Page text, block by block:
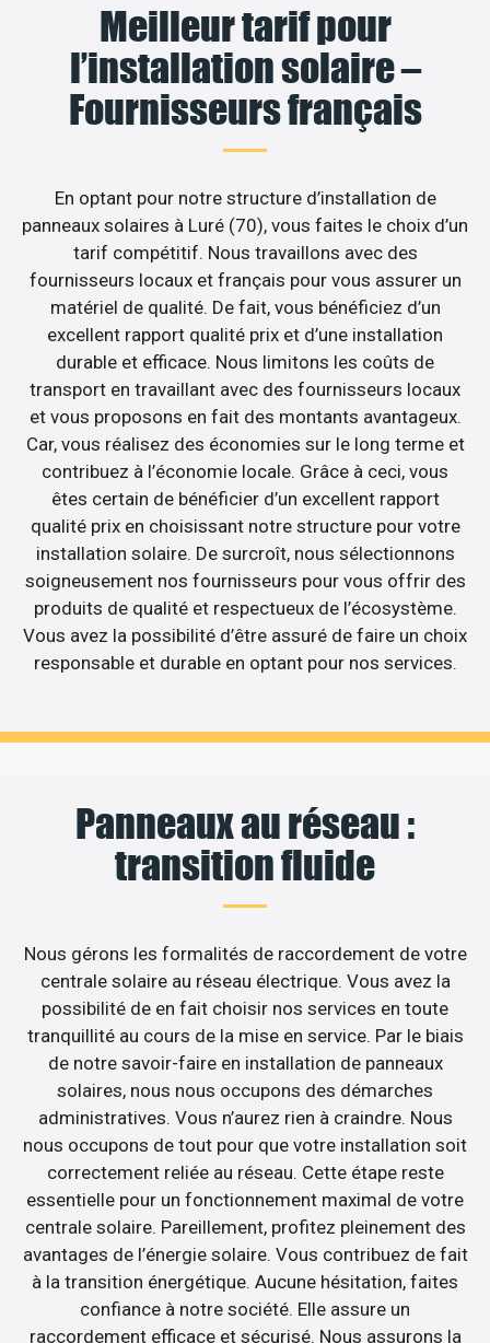
Meilleur tarif pour
l’installation solaire –
Fournisseurs français
En optant pour notre structure d’installation de
panneaux solaires à Luré (70), vous faites le choix d’un
tarif compétitif. Nous travaillons avec des
fournisseurs locaux et français pour vous assurer un
matériel de qualité. De fait, vous bénéficiez d’un
excellent rapport qualité prix et d’une installation
durable et efficace. Nous limitons les coûts de
transport en travaillant avec des fournisseurs locaux
et vous proposons en fait des montants avantageux.
Car, vous réalisez des économies sur le long terme et
contribuez à l’économie locale. Grâce à ceci, vous
êtes certain de bénéficier d’un excellent rapport
qualité prix en choisissant notre structure pour votre
installation solaire. De surcroît, nous sélectionnons
soigneusement nos fournisseurs pour vous offrir des
produits de qualité et respectueux de l’écosystème.
Vous avez la possibilité d’être assuré de faire un choix
responsable et durable en optant pour nos services.
Panneaux au réseau :
transition fluide
Nous gérons les formalités de raccordement de votre
centrale solaire au réseau électrique. Vous avez la
possibilité de en fait choisir nos services en toute
tranquillité au cours de la mise en service. Par le biais
de notre savoir-faire en installation de panneaux
solaires, nous nous occupons des démarches
administratives. Vous n’aurez rien à craindre. Nous
nous occupons de tout pour que votre installation soit
correctement reliée au réseau. Cette étape reste
essentielle pour un fonctionnement maximal de votre
centrale solaire. Pareillement, profitez pleinement des
avantages de l’énergie solaire. Vous contribuez de fait
à la transition énergétique. Aucune hésitation, faites
confiance à notre société. Elle assure un
raccordement efficace et sécurisé. Nous assurons la